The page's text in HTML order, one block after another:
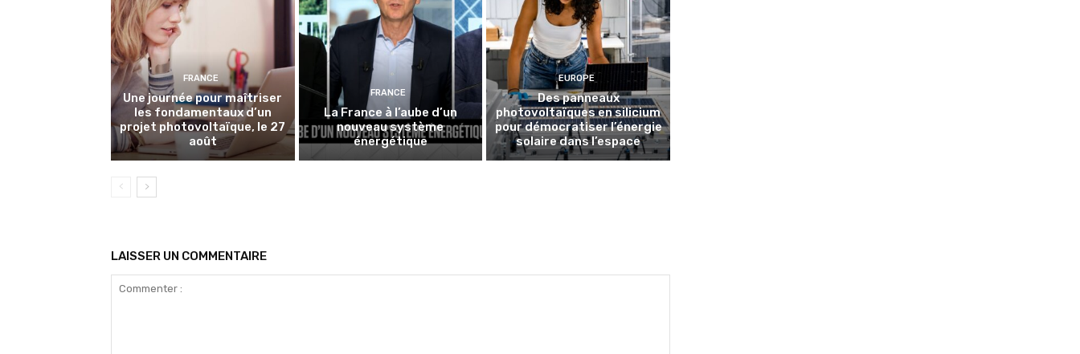
FRANCE
Une journée pour maîtriser
les fondamentaux d’un
projet photovoltaïque, le 27
août
FRANCE
La France à l’aube d’un
nouveau système
énergétique
EUROPE
Des panneaux
photovoltaïques en silicium
pour démocratiser l’énergie
solaire dans l’espace
LAISSER UN COMMENTAIRE